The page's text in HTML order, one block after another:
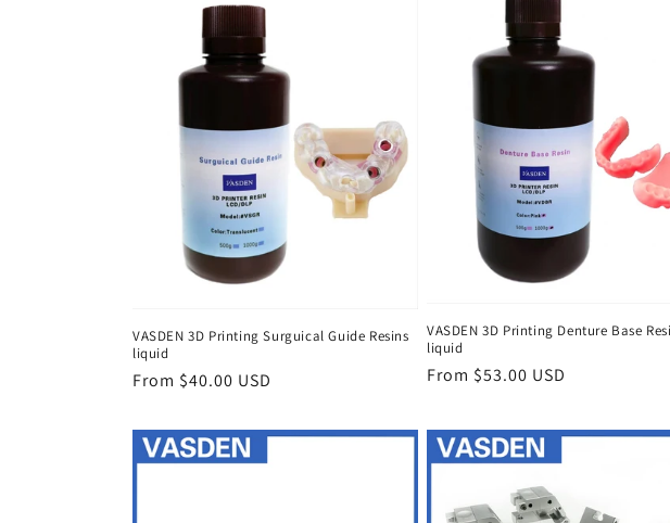
VASDEN 3D Printing Surguical Guide Resins
liquid
Regular
From $40.00 USD
VASDEN 3D Printing Denture Base
liquid
Regular
From $53.00 USD